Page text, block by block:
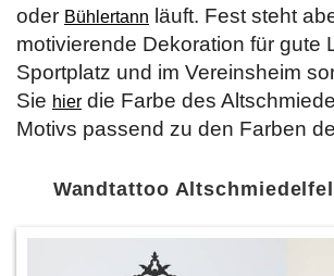
oder Bühlertann läuft. Fest steht
motivierende Dekoration für gute
Sportplatz und im Vereinsheim
Sie hier die Farbe des
Motivs passend zu den Farben
Wandtattoo